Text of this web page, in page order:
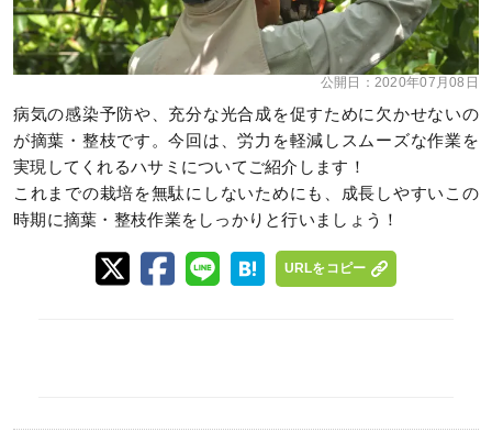
公開日： 2020年07月08日
病気の感染予防や、充分な光合成を促すために欠かせないの
が摘葉・整枝です。今回は、労力を軽減しスムーズな作業を
実現してくれるハサミについてご紹介します！
これまでの栽培を無駄にしないためにも、成長しやすいこの
時期に摘葉・整枝作業をしっかりと行いましょう！
URLをコピー